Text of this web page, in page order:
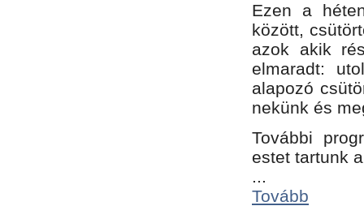
Ezen a
között,
azok akik
elmaradt:
alapozó
nekünk és
További
estet tartunk
...
Tovább